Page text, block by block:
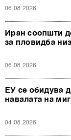
06.08.2026
Иран соопшти
за пловидба
06.08.2026
ЕУ се обидува
навалата на
04.08.2026